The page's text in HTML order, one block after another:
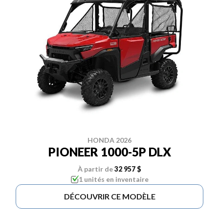
HONDA 2026
PIONEER 1000-5P DLX
À partir de32 957 $
1 unités en inventaire
DÉCOUVRIR CE MODÈLE